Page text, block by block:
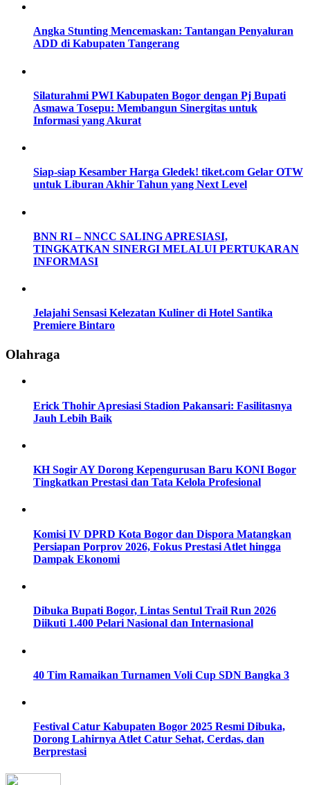
Angka Stunting Mencemaskan: Tantangan Penyaluran
ADD di Kabupaten Tangerang
Silaturahmi PWI Kabupaten Bogor dengan Pj Bupati
Asmawa Tosepu: Membangun Sinergitas untuk
Informasi yang Akurat
Siap-siap Kesamber Harga Gledek! tiket.com Gelar OTW
untuk Liburan Akhir Tahun yang Next Level
BNN RI – NNCC SALING APRESIASI,
TINGKATKAN SINERGI MELALUI PERTUKARAN
INFORMASI
Jelajahi Sensasi Kelezatan Kuliner di Hotel Santika
Premiere Bintaro
Olahraga
Erick Thohir Apresiasi Stadion Pakansari: Fasilitasnya
Jauh Lebih Baik
KH Sogir AY Dorong Kepengurusan Baru KONI Bogor
Tingkatkan Prestasi dan Tata Kelola Profesional
Komisi IV DPRD Kota Bogor dan Dispora Matangkan
Persiapan Porprov 2026, Fokus Prestasi Atlet hingga
Dampak Ekonomi
Dibuka Bupati Bogor, Lintas Sentul Trail Run 2026
Diikuti 1.400 Pelari Nasional dan Internasional
40 Tim Ramaikan Turnamen Voli Cup SDN Bangka 3
Festival Catur Kabupaten Bogor 2025 Resmi Dibuka,
Dorong Lahirnya Atlet Catur Sehat, Cerdas, dan
Berprestasi